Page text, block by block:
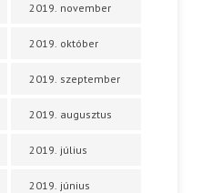
2019. november
2019. október
2019. szeptember
2019. augusztus
2019. július
2019. június